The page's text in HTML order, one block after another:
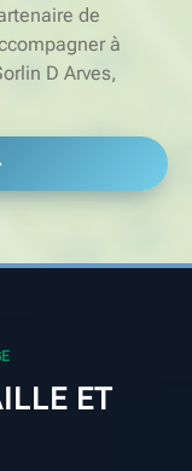
de
à
D Arves,
ET